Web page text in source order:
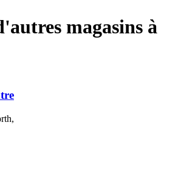
magasins à